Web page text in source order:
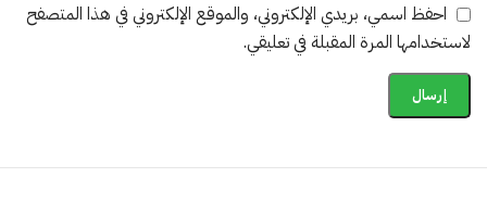
احفظ اسمي، بريدي الإلكتروني، والموقع الإلكتروني في هذا المتصفح
لاستخدامها المرة المقبلة في تعليقي.